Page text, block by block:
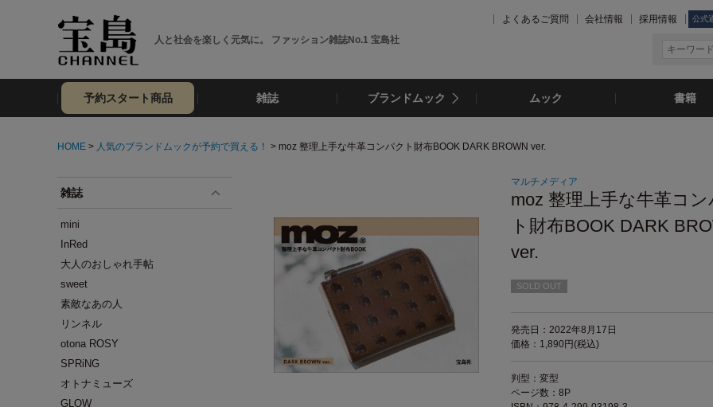
人と社会を楽しく元気に。 ファッション雑誌No.1 宝島社
よくあるご質問 会社情報 採用情報 公式
予約スタート商品 雑誌 ブランドムック ムック 書籍
HOME > 人気のブランドムックが予約で買える！ > moz 整理上手な牛革コンパクト財布BOOK DARK BROWN ver.
雑誌
mini
InRed
大人のおしゃれ手帖
sweet
素敵なあの人
リンネル
otona ROSY
SPRiNG
オトナミューズ
GLOW
マルチメディア
moz 整理上手な牛革コ
ト財布BOOK DARK
ver.
SOLD OUT
発売日：2022年8月17日
価格：1,890円(税込)
判型：変型
ページ数：8P